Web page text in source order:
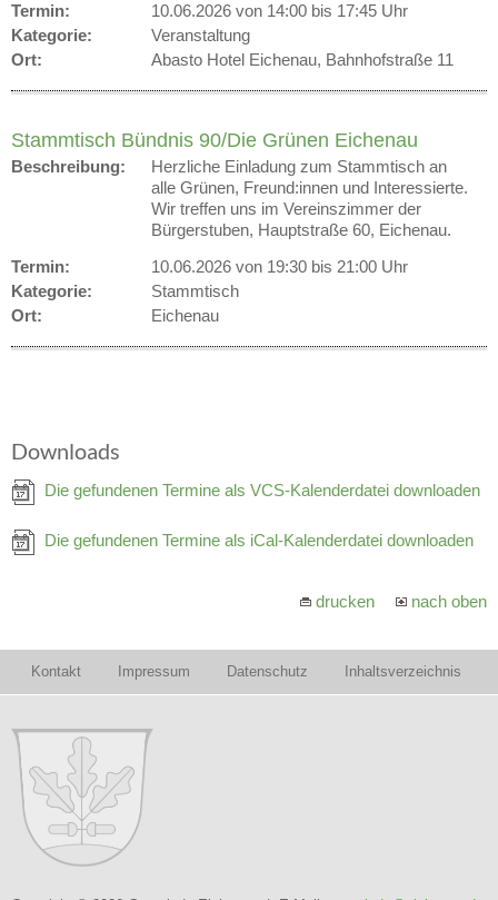
Termin: 10.06.2026 von 14:00 bis 17:45 Uhr
Kategorie:
Veranstaltung
Ort:
Abasto Hotel Eichenau, Bahnhofstraße 11
Stammtisch Bündnis 90/Die Grünen Eichenau
Beschreibung:
Herzliche Einladung zum Stammtisch an
alle Grünen, Freund:innen und Interessierte.
Wir treffen uns im Vereinszimmer der
Bürgerstuben, Hauptstraße 60, Eichenau.
Termin:
10.06.2026 von 19:30 bis 21:00 Uhr
Kategorie:
Stammtisch
Ort:
Eichenau
Downloads
Die gefundenen Termine als VCS-Kalenderdatei downloaden
Die gefundenen Termine als iCal-Kalenderdatei downloaden
drucken nach oben
Kontakt Impressum Datenschutz Inhaltsverzeichnis